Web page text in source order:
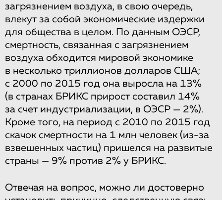
загрязнением воздуха, в свою очередь,
влекут за собой экономические издержки
для общества в целом. По данным ОЭСР,
смертность, связанная с загрязнением
воздуха обходится мировой экономике
в несколько триллионов долларов США;
с 2000 по 2015 год она выросла на 13%
(в странах БРИКС прирост составил 14%
за счет индустриализации, в ОЭСР — 2%).
Кроме того, на период с 2010 по 2015 год
скачок смертности на 1 млн человек (из-за
взвешенных частиц) пришелся на развитые
страны — 9% против 2% у БРИКС.
Отвечая на вопрос, можно ли достоверно